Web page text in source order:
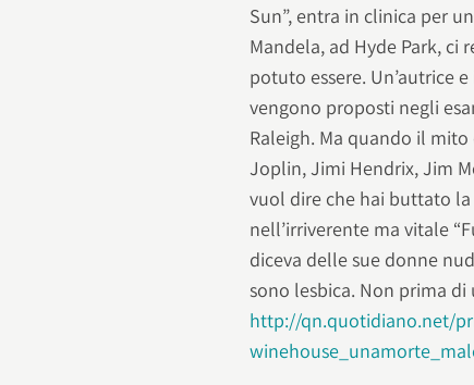
Sun”, entra in clinica per
Mandela, ad Hyde Park,
potuto essere. Un’autrice
vengono proposti negli
Raleigh. Ma quando il
Joplin, Jimi Hendrix, Jim
vuol dire che hai buttato
nell’irriverente ma vitale
diceva delle sue donne
sono lesbica. Non prima
http://qn.quotidiano.net/